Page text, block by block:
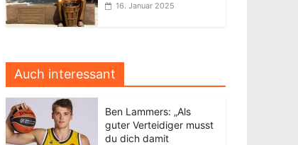
16. Januar 2025
Auch interessant
Ben Lammers: „Als
guter Verteidiger musst
du dich damit